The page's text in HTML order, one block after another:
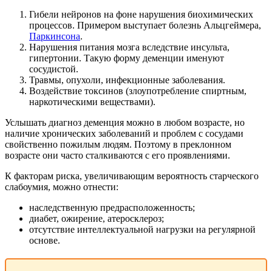
Гибели нейронов на фоне нарушения биохимических
процессов. Примером выступает болезнь Альцгеймера,
Паркинсона.
Нарушения питания мозга вследствие инсульта,
гипертонии. Такую форму деменции именуют
сосудистой.
Травмы, опухоли, инфекционные заболевания.
Воздействие токсинов (злоупотребление спиртным,
наркотическими веществами).
Услышать диагноз деменция можно в любом возрасте, но
наличие хронических заболеваний и проблем с сосудами
свойственно пожилым людям. Поэтому в преклонном
возрасте они часто сталкиваются с его проявлениями.
К факторам риска, увеличивающим вероятность старческого
слабоумия, можно отнести:
наследственную предрасположенность;
диабет, ожирение, атеросклероз;
отсутствие интеллектуальной нагрузки на регулярной
основе.